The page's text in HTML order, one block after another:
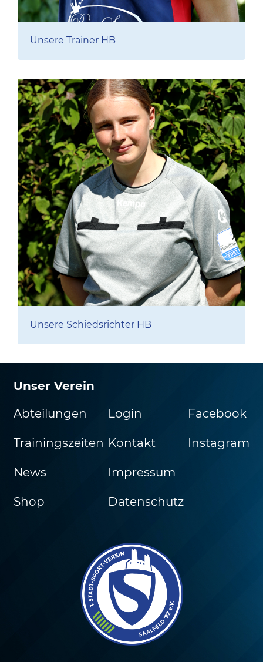
Unsere Trainer HB
Unsere Schiedsrichter HB
Unser Verein
Abteilungen
Trainingszeiten
News
Shop
Login
Kontakt
Impressum
Datenschutz
Facebook
Instagram